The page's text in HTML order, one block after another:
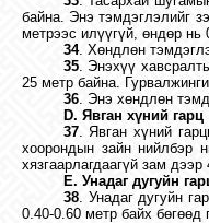
байна. Энэ тэмдэглэлийг
метрээс илүүгүй, өндөр нь
34. Хөндлөн
35. Энэхүү
25 метр байна.
36. Энэ хөндлөн
D. Явган хүний гарц
37. Явган хүний
хоорондын зайн нийлбэр
хязгаарлагдаагүй зам
E. Унадаг дугуйн
38. Унадаг дугуйн
0.40-0.60 метр байх бөгөөд